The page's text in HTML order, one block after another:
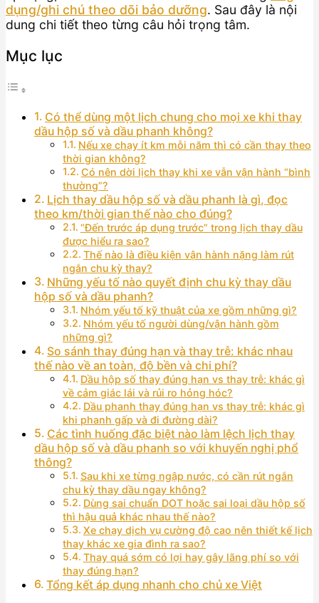
dụng/ghi chú theo dõi bảo dưỡng. Sau đây là nội
dung chi tiết theo từng câu hỏi trọng tâm.
Mục lục
Có thể dùng một lịch chung cho mọi xe khi thay
dầu hộp số và dầu phanh không?
Nếu xe chạy ít km mỗi năm thì có cần thay theo
thời gian không?
Có nên dời lịch thay khi xe vẫn vận hành “bình
thường”?
Lịch thay dầu hộp số và dầu phanh là gì, đọc
theo km/thời gian thế nào cho đúng?
“Đến trước áp dụng trước” trong lịch thay dầu
được hiểu ra sao?
Thế nào là điều kiện vận hành nặng làm rút
ngắn chu kỳ thay?
Những yếu tố nào quyết định chu kỳ thay dầu
hộp số và dầu phanh?
Nhóm yếu tố kỹ thuật của xe gồm những gì?
Nhóm yếu tố người dùng/vận hành gồm
những gì?
So sánh thay đúng hạn và thay trễ: khác nhau
thế nào về an toàn, độ bền và chi phí?
Dầu hộp số thay đúng hạn vs thay trễ: khác gì
về cảm giác lái và rủi ro hỏng hóc?
Dầu phanh thay đúng hạn vs thay trễ: khác gì
khi phanh gấp và đi đường dài?
Các tình huống đặc biệt nào làm lệch lịch thay
dầu hộp số và dầu phanh so với khuyến nghị phổ
thông?
Sau khi xe từng ngập nước, có cần rút ngắn
chu kỳ thay dầu ngay không?
Dùng sai chuẩn DOT hoặc sai loại dầu hộp số
thì hậu quả khác nhau thế nào?
Xe chạy dịch vụ cường độ cao nên thiết kế lịch
thay khác xe gia đình ra sao?
Thay quá sớm có lợi hay gây lãng phí so với
thay đúng hạn?
Tổng kết áp dụng nhanh cho chủ xe Việt